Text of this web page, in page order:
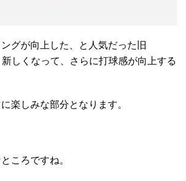
グが向上した、と人気だった旧
しくなって、さらに打球感が向上する
楽しみな部分となります。
ころですね。